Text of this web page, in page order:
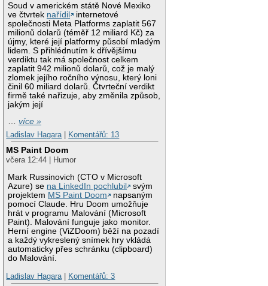
Soud v americkém státě Nové Mexiko
ve čtvrtek nařídil
internetové
společnosti Meta Platforms zaplatit 567
milionů dolarů (téměř 12 miliard Kč) za
újmy, které její platformy působí mladým
lidem. S přihlédnutím k dřívějšímu
verdiktu tak má společnost celkem
zaplatit 942 milionů dolarů, což je malý
zlomek jejího ročního výnosu, který loni
činil 60 miliard dolarů. Čtvrteční verdikt
firmě také nařizuje, aby změnila způsob,
jakým její
…více »
Ladislav Hagara
Komentářů: 13
MS Paint Doom
včera 12:44 | Humor
Mark Russinovich (CTO v Microsoft
Azure) se na LinkedIn pochlubil
svým
projektem MS Paint Doom
napsaným
pomocí Claude. Hru Doom umožňuje
hrát v programu Malování (Microsoft
Paint). Malování funguje jako monitor.
Herní engine (ViZDoom) běží na pozadí
a každý vykreslený snímek hry vkládá
automaticky přes schránku (clipboard)
do Malování.
Ladislav Hagara
Komentářů: 3